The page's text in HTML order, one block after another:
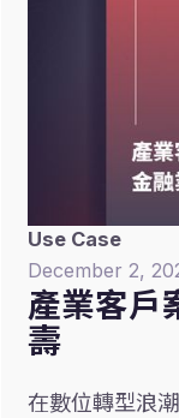
Use Case
December 2,
產業客戶
壽
在數位轉型浪